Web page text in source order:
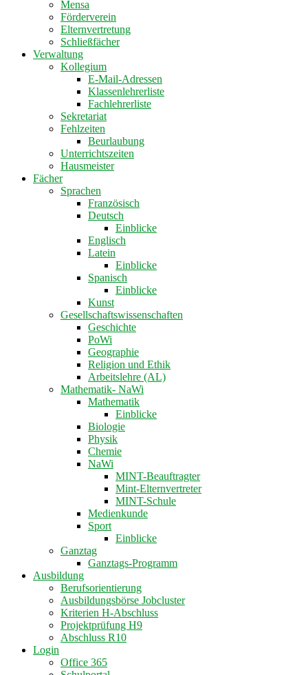
Mensa
Förderverein
Elternvertretung
Schließfächer
Verwaltung
Kollegium
E-Mail-Adressen
Klassenlehrerliste
Fachlehrerliste
Sekretariat
Fehlzeiten
Beurlaubung
Unterrichtszeiten
Hausmeister
Fächer
Sprachen
Französisch
Deutsch
Einblicke
Englisch
Latein
Einblicke
Spanisch
Einblicke
Kunst
Gesellschaftswissenschaften
Geschichte
PoWi
Geographie
Religion und Ethik
Arbeitslehre (AL)
Mathematik- NaWi
Mathematik
Einblicke
Biologie
Physik
Chemie
NaWi
MINT-Beauftragter
Mint-Elternvertreter
MINT-Schule
Medienkunde
Sport
Einblicke
Ganztag
Ganztags-Programm
Ausbildung
Berufsorientierung
Ausbildungsbörse Jobcluster
Kriterien H-Abschluss
Projektprüfung H9
Abschluss R10
Login
Office 365